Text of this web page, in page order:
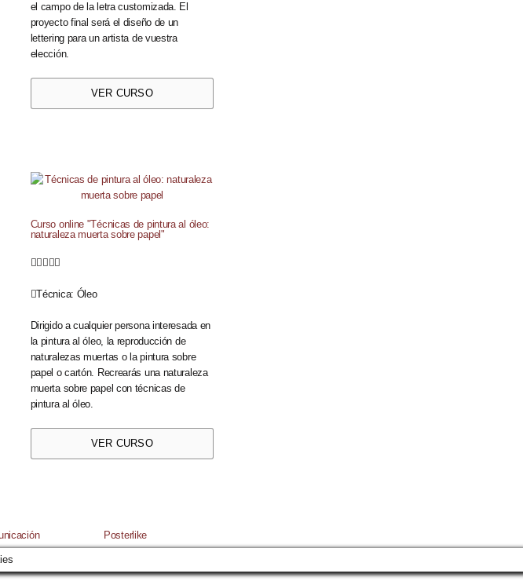
el campo de la letra customizada. El
proyecto final será el diseño de un
lettering para un artista de vuestra
elección.
VER CURSO
Curso online "Técnicas de pintura al óleo:
naturaleza muerta sobre papel"
    
Técnica: Óleo
Dirigido a cualquier persona interesada en
la pintura al óleo, la reproducción de
naturalezas muertas o la pintura sobre
papel o cartón. Recrearás una naturaleza
muerta sobre papel con técnicas de
pintura al óleo.
VER CURSO
Posterlike